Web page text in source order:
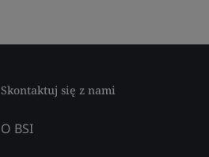
Skontaktuj się z nami
O BSI